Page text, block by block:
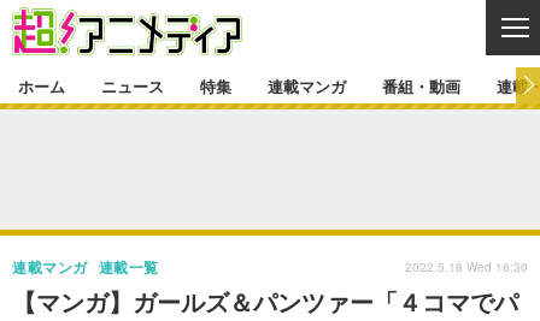
ゲーム・アプリ マンガ
特集一覧 カバー
連載マンガ
連載マンガ一覧 連載一覧
番組・動画
ホーム ニュース 特集 連載マンガ 番組・動画 連載
【マンガ】ガールズ＆パンツァー「４コマでパ
連載マンガ 連載一覧 2022.5.18 Wed 16:30